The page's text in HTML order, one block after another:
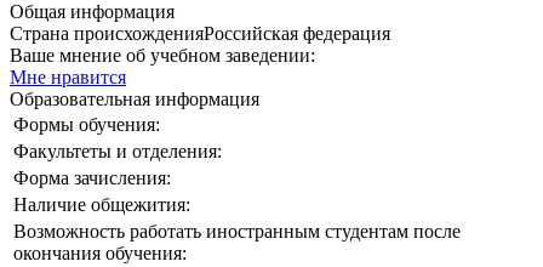
Общая информация
Страна происхожденияРоссийская федерация
Ваше мнение об учебном заведении:
Мне нравится
Образовательная информация
Формы обучения:
Факультеты и отделения:
Форма зачисления:
Наличие общежития:
Возможность работать иностранным студентам после
окончания обучения: